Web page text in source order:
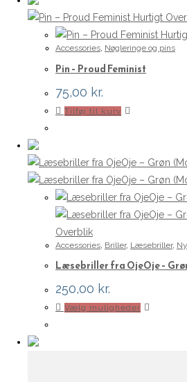
Hurtigt
Accessories, Nøgleringe og pins
Pin – Proud Feminist
75,00 kr.
Tilføj til kurv
Overblik
Accessories Briller, Læsebriller,
Læsebriller fra OjeOje –
250,00 kr.
Vælg muligheder